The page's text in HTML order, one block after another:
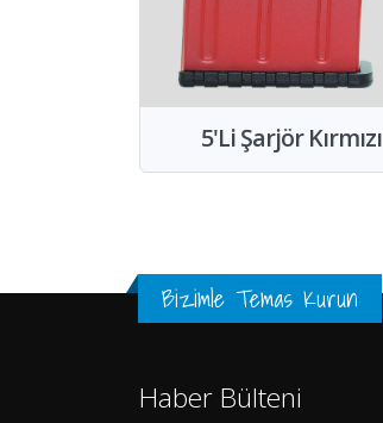
5'Li Şarjör Kırmızı
Bizimle Temas Kurun
Haber Bülteni